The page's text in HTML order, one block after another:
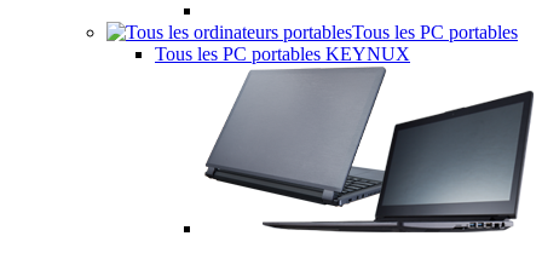
Tous les PC portables
Tous les PC portables KEYNUX